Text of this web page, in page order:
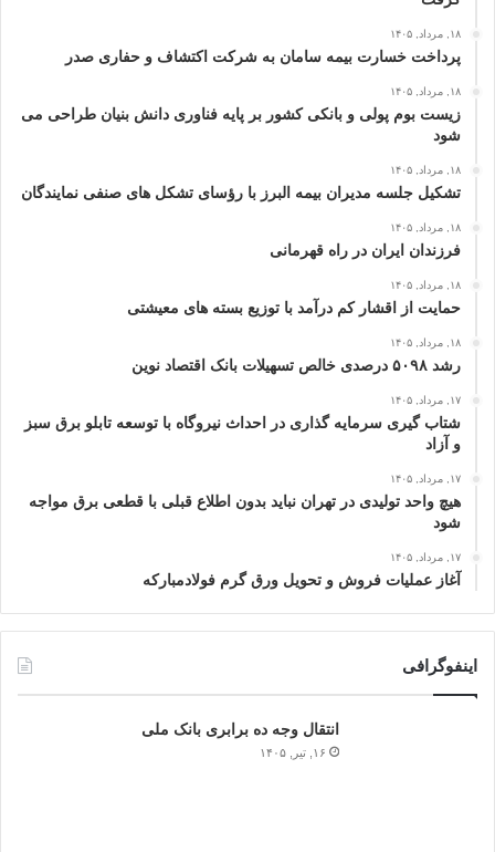
۱۸, مرداد, ۱۴۰۵
پرداخت خسارت بیمه سامان به شرکت اکتشاف و حفاری صدر
۱۸, مرداد, ۱۴۰۵
زیست بوم پولی و بانکی کشور بر پایه فناوری دانش بنیان طراحی می
شود
۱۸, مرداد, ۱۴۰۵
تشکیل جلسه مدیران بیمه البرز با رؤسای تشکل های صنفی نمایندگان
۱۸, مرداد, ۱۴۰۵
فرزندان ایران در راه قهرمانی
۱۸, مرداد, ۱۴۰۵
حمایت از اقشار کم‌ درآمد با توزیع بسته‌ های معیشتی
۱۸, مرداد, ۱۴۰۵
رشد ۵۰۹۸ درصدی خالص تسهیلات بانک اقتصاد نوین
۱۷, مرداد, ۱۴۰۵
شتاب گیری سرمایه گذاری در احداث نیروگاه با توسعه تابلو برق سبز
و آزاد
۱۷, مرداد, ۱۴۰۵
هیچ واحد تولیدی در تهران نباید بدون اطلاع قبلی با قطعی برق مواجه
شود
۱۷, مرداد, ۱۴۰۵
آغاز عملیات فروش و تحویل ورق گرم فولادمبارکه
اینفوگرافی
انتقال وجه ده برابری بانک ملی
۱۶, تیر, ۱۴۰۵